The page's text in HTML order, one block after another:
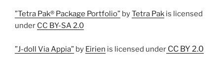
”Tetra Pak® Package Portfolio” byTetra Pak is licensed
under CC BY-SA 2.0
”J-doll Via Appia” by Eirien is licensed under CC BY 2.0